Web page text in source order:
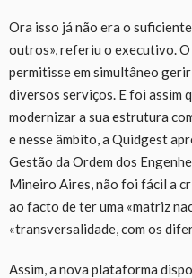
Ora isso já não era o
outros», referiu o executivo.
permitisse em simultâneo
diversos serviços. E foi assim
modernizar a sua estrutura
e nesse âmbito, a Quidgest
Gestão da Ordem dos
Mineiro Aires, não foi fácil a
ao facto de ter uma «matriz
«transversalidade, com os
Assim, a nova plataforma